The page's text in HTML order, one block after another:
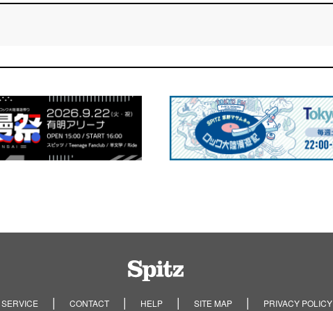
CONTACT HELP SITE MAP PRIVACY POLICY